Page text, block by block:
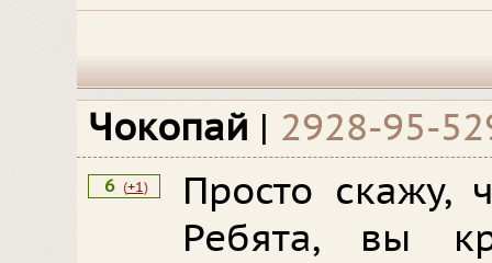
Чокопай | 2928-95-
6 (+1)
Просто скажу,
Ребята, вы